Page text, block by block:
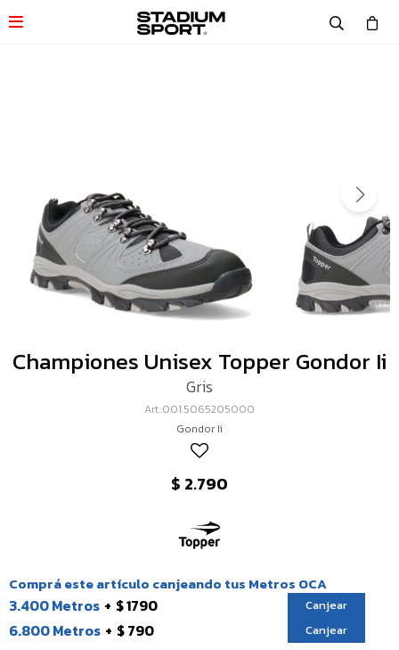

Championes Unisex Topper Gondor Ii
Gris
001.5065205000
Gondor Ii
$ 2.790
Comprá este artículo canjeando tus Metros OCA
3.400 Metros $ 1790 Canjear
6.800 Metros $ 790 Canjear